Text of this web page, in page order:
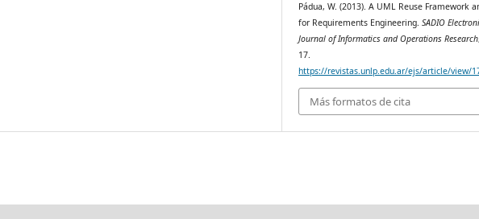
Pádua, W. (2013). A UML Reuse Framework
for Requirements Engineering.SADIO
Journal of Informatics and Operations Research
17.
https://revistas.unlp.edu.ar/ejs/article/view/
Más formatos de cita